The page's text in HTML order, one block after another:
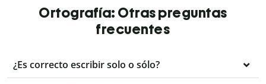
Ortografía: Otras preguntas
frecuentes
¿Es correcto escribir solo o sólo?